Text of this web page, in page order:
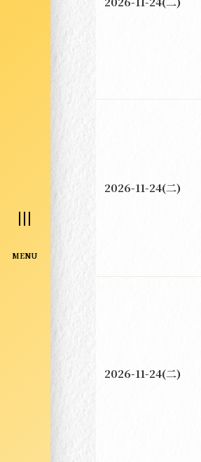
MENU
2026-11-24(二)
2026-11-24(二)